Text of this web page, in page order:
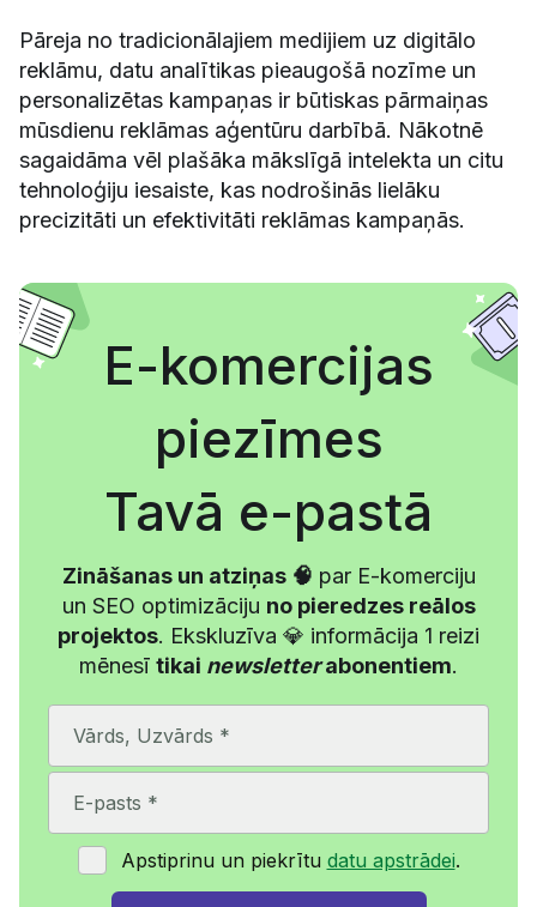
Pāreja no tradicionālajiem medijiem uz digitālo
reklāmu, datu analītikas pieaugošā nozīme un
personalizētas kampaņas ir būtiskas pārmaiņas
mūsdienu reklāmas aģentūru darbībā. Nākotnē
sagaidāma vēl plašāka mākslīgā intelekta un citu
tehnoloģiju iesaiste, kas nodrošinās lielāku
precizitāti un efektivitāti reklāmas kampaņās.
E-komercijas
piezīmes
Tavā e-pastā
Zināšanas un atziņas 🧠 par E-komerciju
un SEO optimizāciju no pieredzes reālos
projektos. Ekskluzīva 💎 informācija 1 reizi
mēnesī tikai newsletterabonentiem.
Apstiprinu un piekrītu datu apstrādei.